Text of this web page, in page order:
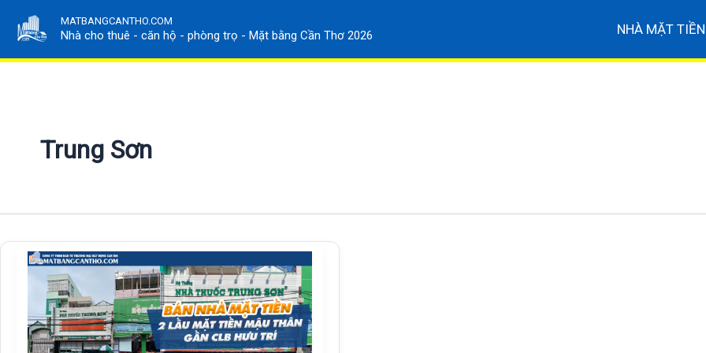
nội
MATBANGCANTHO.COM
Nhà cho thuê - căn hộ - phòng trọ - Mặt bằng Cần Thơ 2026 NHÀ MẶT TIỀN
Trung Sơn